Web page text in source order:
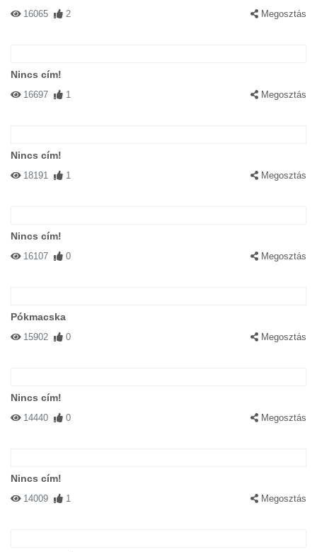
16065 2 Megosztás
Nincs cím!
16697 1 Megosztás
Nincs cím!
18191 1 Megosztás
Nincs cím!
16107 0 Megosztás
Pókmacska
15902 0 Megosztás
Nincs cím!
14440 0 Megosztás
Nincs cím!
14009 1 Megosztás